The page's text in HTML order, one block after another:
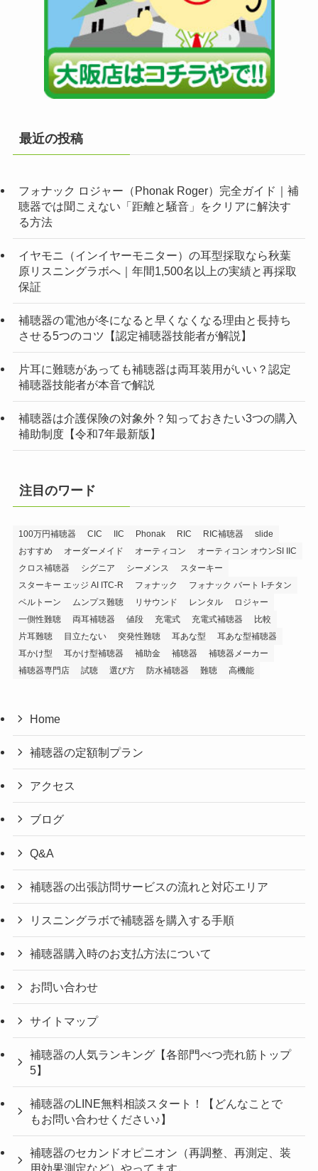
最近の投稿
フォナック ロジャー（Phonak Roger）完全ガイド｜補
聴器では聞こえない「距離と騒音」をクリアに解決す
る方法
イヤモニ（インイヤーモニター）の耳型採取なら秋葉
原リスニングラボへ｜年間1,500名以上の実績と再採取
保証
補聴器の電池が冬になると早くなくなる理由と長持ち
させる5つのコツ【認定補聴器技能者が解説】
片耳に難聴があっても補聴器は両耳装用がいい？認定
補聴器技能者が本音で解説
補聴器は介護保険の対象外？知っておきたい3つの購入
補助制度【令和7年最新版】
注目のワード
100万円補聴器 CIC IIC Phonak RIC RIC補聴器
slide
おすすめ
オーダーメイド オーティコン
オーティコン オウンSI IIC
クロス補聴器
シグニア シーメンス
スターキー
スターキー エッジ AI ITC-R
フォナック
フォナック バート I-チタン
ベルトーン
ムンプス難聴 リサウンド レンタル
ロジャー
一側性難聴
両耳補聴器 値段 充電式 充電式補聴器
比較
片耳難聴
目立たない 突発性難聴 耳あな型
耳あな型補聴器
耳かけ型
耳かけ型補聴器 補助金 補聴器
補聴器メーカー
補聴器専門店
試聴 選び方 防水補聴器 難聴 高機能
Home
補聴器の定額制プラン
アクセス
ブログ
Q&A
補聴器の出張訪問サービスの流れと対応エリア
リスニングラボで補聴器を購入する手順
補聴器購入時のお支払方法について
お問い合わせ
サイトマップ
補聴器の人気ランキング【各部門べつ売れ筋トップ
5】
補聴器のLINE無料相談スタート！【どんなことで
もお問い合わせください♪】
補聴器のセカンドオピニオン（再調整、再測定、装
用効果測定など）やってます。